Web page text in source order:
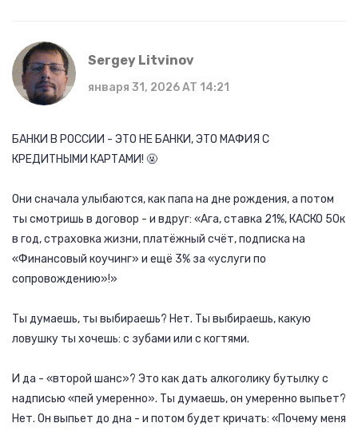
Sergey Litvinov
января 31, 2026 AT 14:21
БАНКИ В РОССИИ - ЭТО НЕ БАНКИ, ЭТО МАФИЯ С
КРЕДИТНЫМИ КАРТАМИ! 🤬
Они сначала улыбаются, как папа на дне рождения, а потом
ты смотришь в договор - и вдруг: «Ага, ставка 21%, КАСКО 50к
в год, страховка жизни, платёжный счёт, подписка на
«Финансовый коучинг» и ещё 3% за «услуги по
сопровождению»!»
Ты думаешь, ты выбираешь? Нет. Ты выбираешь, какую
ловушку ты хочешь: с зубами или с когтями.
И да - «второй шанс»? Это как дать алкоголику бутылку с
надписью «пей умеренно». Ты думаешь, он умеренно выпьет?
Нет. Он выпьет до дна - и потом будет кричать: «Почему меня